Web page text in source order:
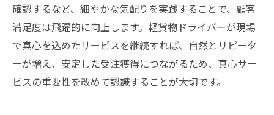
確認するなど、細やかな気配りを実践することで、顧客
満足度は飛躍的に向上します。軽貨物ドライバーが現場
で真心を込めたサービスを継続すれば、自然とリピータ
ーが増え、安定した受注獲得につながるため、真心サー
ビスの重要性を改めて認識することが大切です。